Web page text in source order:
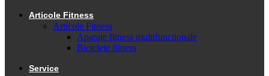
Articole Fitness
Articole Fitness
Aparate fitness multifunctionale
Biciclete fitness
Service